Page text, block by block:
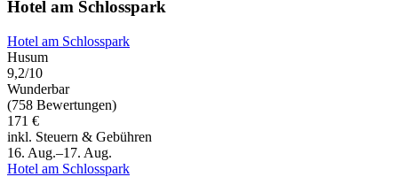
Hotel am Schlosspark
Hotel am Schlosspark
Husum
9,2/10
Wunderbar
(758 Bewertungen)
171 €
inkl. Steuern & Gebühren
16. Aug.–17. Aug.
Hotel am Schlosspark